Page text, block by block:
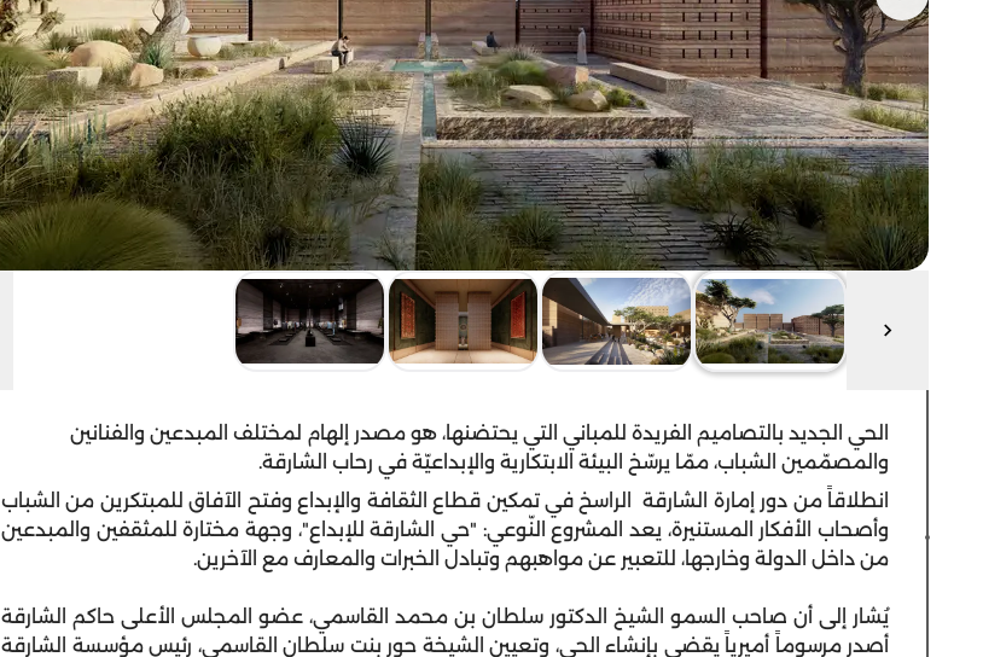
الحي الجديد بالتصاميم الفريدة للمباني التي يحتضنها، هو مصدر إلهام لمختلف المبدعين والفنانين
والمصمّمين الشباب، ممّا يرسّخ البيئة الابتكارية والإبداعيّة في رحاب الشارقة.
انطلاقاً من دور إمارة الشارقة الراسخ في تمكين قطاع الثقافة والإبداع وفتح الآفاق للمبتكرين من الشباب
وأصحاب الأفكار المستنيرة، يعد المشروع النّوعي: "حي الشارقة للإبداع"، وجهة مختارة للمثقفين والمبدعين
من داخل الدولة وخارجها، للتعبير عن مواهبهم وتبادل الخبرات والمعارف مع الآخرين.
يُشار إلى أن صاحب السمو الشيخ الدكتور سلطان بن محمد القاسمي، عضو المجلس الأعلى حاكم الشارقة
أصدر مرسوماً أميرياً يقضي بإنشاء الحي، وتعيين الشيخة حور بنت سلطان القاسمي، رئيس مؤسسة الشارقة